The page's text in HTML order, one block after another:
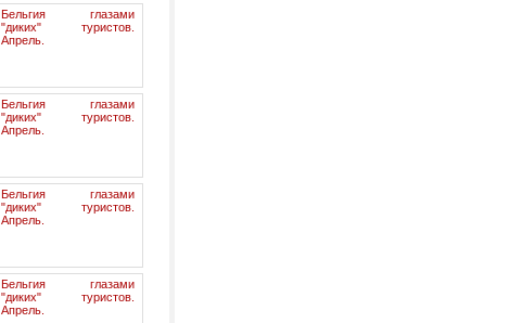
Бельгия глазами
"диких" туристов.
Апрель.
Бельгия глазами
"диких" туристов.
Апрель.
Бельгия глазами
"диких" туристов.
Апрель.
Бельгия глазами
"диких" туристов.
Апрель.